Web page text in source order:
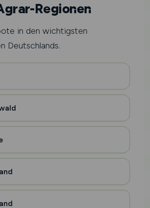
Regionen
in den wichtigsten
Deutschlands.